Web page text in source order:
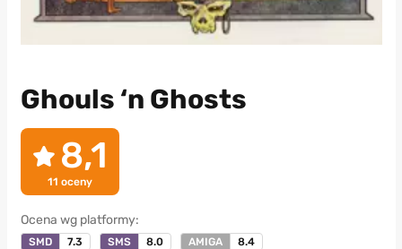
Ghouls ‘n Ghosts
8,1
11 oceny
Ocena wg platformy:
SMD 7.3 SMS 8.0 AMIGA 8.4